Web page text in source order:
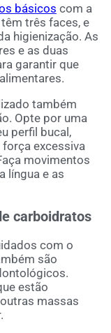
básicos com a
três faces, e
higienização. As
e as duas
garantir que
também
Opte por uma
perfil bucal,
excessiva
movimentos
língua e as
carboidratos
com o
são
estão
massas